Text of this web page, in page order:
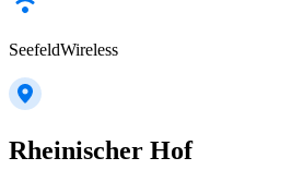
SeefeldWireless
Rheinischer Hof